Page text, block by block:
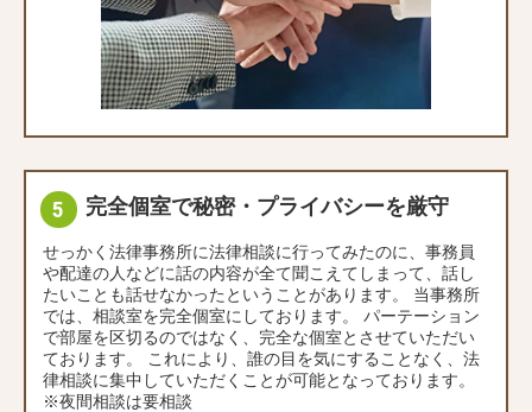
完全個室で秘密・プライバシーを厳守
せっかく法律事務所に法律相談に行ってみたのに、事務員
や配達の人などに話の内容が全て聞こえてしまって、話し
たいことも話せなかったということがあります。 当事務所
では、相談室を完全個室にしております。 パーテーション
で部屋を区切るのではなく、完全な個室とさせていただい
ております。 これにより、誰の目を気にすることなく、法
律相談に集中していただくことが可能となっております。
※夜間相談は要相談